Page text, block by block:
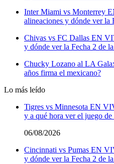
Inter Miami vs Monterrey
alineaciones y dónde ver la
Chivas vs FC Dallas EN
y dónde ver la Fecha 2 de
Chucky Lozano al LA
años firma el mexicano?
Lo más leído
Tigres vs Minnesota EN
y a qué hora ver el juego
06/08/2026
Cincinnati vs Pumas EN
y dónde ver la Fecha 2 de